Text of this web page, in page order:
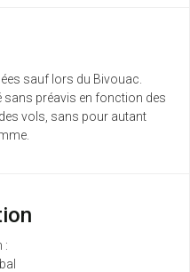
sauf lors du Bivouac.
sans préavis en fonction des
vols, sans pour autant
: